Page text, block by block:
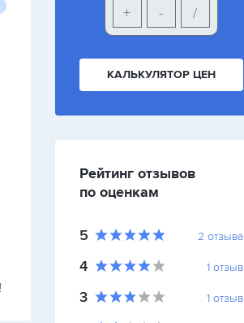
+
- /
КАЛЬКУЛЯТОР ЦЕН
Рейтинг отзывов
по оценкам
5 2 отзыва
4 1 отзыв
3 1 отзыв